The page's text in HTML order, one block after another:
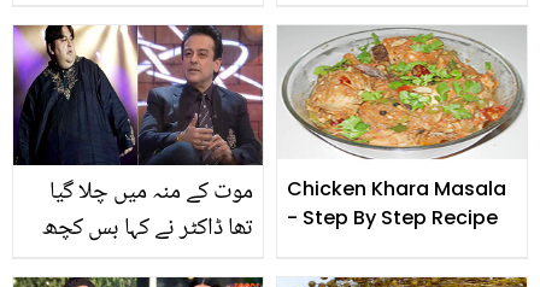
ملی تو بیٹے نے کیا کیا؟
ویڈیو آپ کو بھی آبدیدہ
کردے
چھوٹی سی ناشپاتی بڑے
بڑے کام
موت کے منہ میں چلا گیا
تھا ڈاکٹر نے کہا بس کچھ
Chicken Khara Masala
- Step By Step Recipe